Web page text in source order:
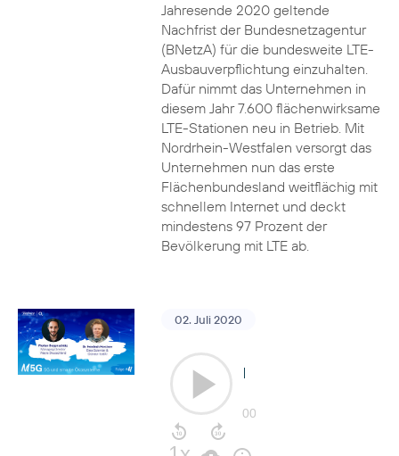
Jahresende 2020 geltende
Nachfrist der Bundesnetzagentur
(BNetzA) für die bundesweite LTE-
Ausbauverpflichtung einzuhalten.
Dafür nimmt das Unternehmen in
diesem Jahr 7.600 flächenwirksame
LTE-Stationen neu in Betrieb. Mit
Nordrhein-Westfalen versorgt das
Unternehmen nun das erste
Flächenbundesland weitflächig mit
schnellem Internet und deckt
mindestens 97 Prozent der
Bevölkerung mit LTE ab.
02. Juli 2020